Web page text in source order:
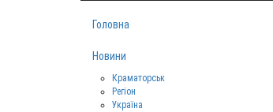
Головна
Новини
Краматорськ
Регіон
Україна